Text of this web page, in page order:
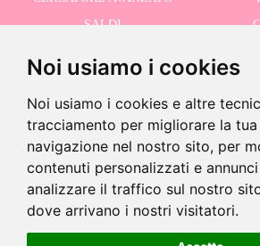
Noi usiamo i cookies
Noi usiamo i cookies e altre
tracciamento per migliorare la
navigazione nel nostro sito, per
contenuti personalizzati e
analizzare il traffico sul nostro
dove arrivano i nostri visitatori.
3,75 € -
SALDI